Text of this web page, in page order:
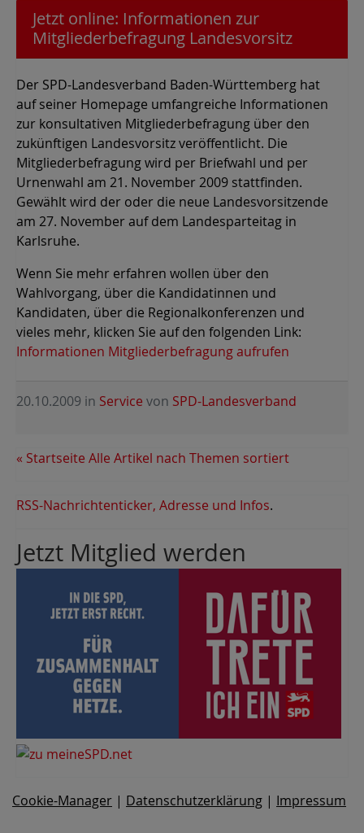
Jetzt online: Informationen zur
Mitgliederbefragung Landesvorsitz
Der SPD-Landesverband Baden-Württemberg hat
auf seiner Homepage umfangreiche Informationen
zur konsultativen Mitgliederbefragung über den
zukünftigen Landesvorsitz veröffentlicht. Die
Mitgliederbefragung wird per Briefwahl und per
Urnenwahl am 21. November 2009 stattfinden.
Gewählt wird der oder die neue Landesvorsitzende
am 27. November auf dem Landesparteitag in
Karlsruhe.
Wenn Sie mehr erfahren wollen über den
Wahlvorgang, über die Kandidatinnen und
Kandidaten, über die Regionalkonferenzen und
vieles mehr, klicken Sie auf den folgenden Link:
Informationen Mitgliederbefragung aufrufen
20.10.2009 in Service von SPD-Landesverband
« Startseite Alle Artikel nach Themen sortiert
RSS-Nachrichtenticker, Adresse und Infos.
Jetzt Mitglied werden
Cookie-Manager | Datenschutzerklärung | Impressum